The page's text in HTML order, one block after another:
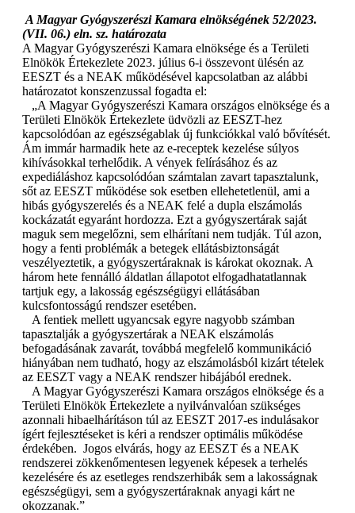
A Magyar Gyógyszerészi Kamara elnökségének 52/2023.
(VII. 06.) eln. sz. határozata
A Magyar Gyógyszerészi Kamara elnöksége és a Területi
Elnökök Értekezlete 2023. július 6-i összevont ülésén az
EESZT és a NEAK működésével kapcsolatban az alábbi
határozatot konszenzussal fogadta el:
„A Magyar Gyógyszerészi Kamara országos elnöksége és a
Területi Elnökök Értekezlete üdvözli az EESZT-hez
kapcsolódóan az egészségablak új funkciókkal való bővítését.
Ám immár harmadik hete az e-receptek kezelése súlyos
kihívásokkal terhelődik. A vények felírásához és az
expediáláshoz kapcsolódóan számtalan zavart tapasztalunk,
sőt az EESZT működése sok esetben ellehetetlenül, ami a
hibás gyógyszerelés és a NEAK felé a dupla elszámolás
kockázatát egyaránt hordozza. Ezt a gyógyszertárak saját
maguk sem megelőzni, sem elhárítani nem tudják. Túl azon,
hogy a fenti problémák a betegek ellátásbiztonságát
veszélyeztetik, a gyógyszertáraknak is károkat okoznak. A
három hete fennálló áldatlan állapotot elfogadhatatlannak
tartjuk egy, a lakosság egészségügyi ellátásában
kulcsfontosságú rendszer esetében.
A fentiek mellett ugyancsak egyre nagyobb számban
tapasztalják a gyógyszertárak a NEAK elszámolás
befogadásának zavarát, továbbá megfelelő kommunikáció
hiányában nem tudható, hogy az elszámolásból kizárt tételek
az EESZT vagy a NEAK rendszer hibájából erednek.
A Magyar Gyógyszerészi Kamara országos elnöksége és a
Területi Elnökök Értekezlete a nyilvánvalóan szükséges
azonnali hibaelhárításon túl az EESZT 2017-es indulásakor
ígért fejlesztéseket is kéri a rendszer optimális működése
érdekében. Jogos elvárás, hogy az EESZT és a NEAK
rendszerei zökkenőmentesen legyenek képesek a terhelés
kezelésére és az esetleges rendszerhibák sem a lakosságnak
egészségügyi, sem a gyógyszertáraknak anyagi kárt ne
okozzanak.”